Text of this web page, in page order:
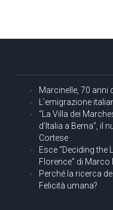
Marcinelle, 70 anni
L’emigrazione
“La Villa dei
d’Italia a Berna”, il
Cortese
Esce “Deciding the
Florence” di Marco
Perché la ricerca
Felicità umana?